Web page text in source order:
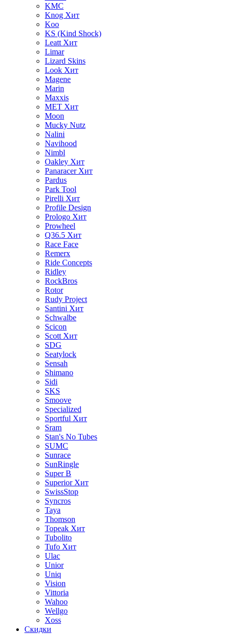
KMC
Knog Хит
Koo
KS (Kind Shock)
Leatt Хит
Limar
Lizard Skins
Look Хит
Magene
Marin
Maxxis
MET Хит
Moon
Mucky Nutz
Nalini
Navihood
Nimbl
Oakley Хит
Panaracer Хит
Pardus
Park Tool
Pirelli Хит
Profile Design
Prologo Хит
Prowheel
Q36.5 Хит
Race Face
Remerx
Ride Concepts
Ridley
RockBros
Rotor
Rudy Project
Santini Хит
Schwalbe
Scicon
Scott Хит
SDG
Seatylock
Sensah
Shimano
Sidi
SKS
Smoove
Specialized
Sportful Хит
Sram
Stan's No Tubes
SUMC
Sunrace
SunRingle
Super B
Superior Хит
SwissStop
Syncros
Taya
Thomson
Topeak Хит
Tubolito
Tufo Хит
Ulac
Unior
Uniq
Vision
Vittoria
Wahoo
Wellgo
Xoss
Скидки